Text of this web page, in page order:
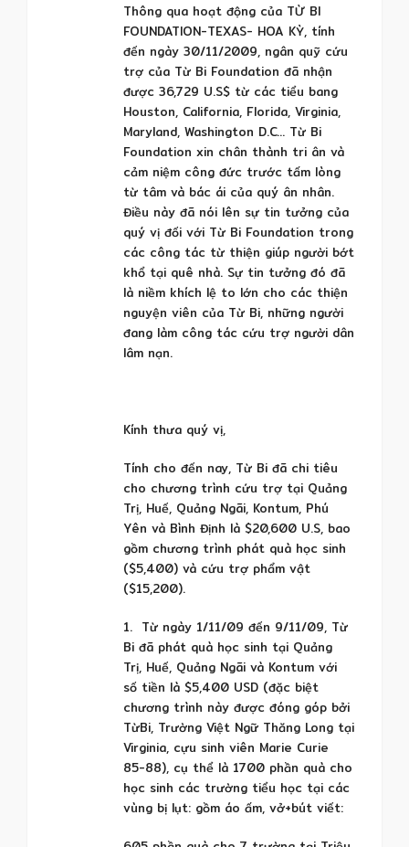
Thông qua hoạt động của TỪ BI
FOUNDATION-TEXAS- HOA KỲ, tính
đến ngày 30/11/2009, ngân quỹ cứu
trợ của Từ Bi Foundation đã nhận
được 36,729 U.S$ từ các tiểu bang
Houston, California, Florida, Virginia,
Maryland, Washington D.C… Từ Bi
Foundation xin chân thành tri ân và
cảm niệm công đức trước tấm lòng
từ tâm và bác ái của quý ân nhân.
Điều này đã nói lên sự tin tưởng của
quý vị đối với Từ Bi Foundation trong
các công tác từ thiện giúp người bớt
khổ tại quê nhà. Sự tin tưởng đó đã
là niềm khích lệ to lớn cho các thiện
nguyện viên của Từ Bi, những người
đang làm công tác cứu trợ người dân
lâm nạn.
Kính thưa quý vị,
Tính cho đến nay, Từ Bi đã chi tiêu
cho chương trình cứu trợ tại Quảng
Trị, Huế, Quảng Ngãi, Kontum, Phú
Yên và Bình Định là $20,600 U.S, bao
gồm chương trình phát quà học sinh
($5,400) và cứu trợ phẩm vật
($15,200).
1. Từ ngày 1/11/09 đến 9/11/09, Từ
Bi đã phát quà học sinh tại Quảng
Trị, Huế, Quảng Ngãi và Kontum với
số tiền là $5,400 USD (đặc biệt
chương trình này được đóng góp bởi
TừBi, Trường Việt Ngữ Thăng Long tại
Virginia, cựu sinh viên Marie Curie
85-88), cụ thể là 1700 phần quà cho
học sinh các trường tiểu học tại các
vùng bị lụt: gồm áo ấm, vở+bút viết: